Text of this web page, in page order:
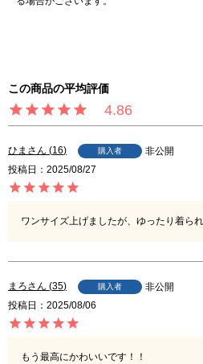
4.86
ひま 16 購入者
非公開
投稿日
2025/08/27
ワンサイズ上げましたが、ゆったり着られ
まろ 35 購入者
非公開
投稿日
2025/08/06
もう最高にかわいいです！！